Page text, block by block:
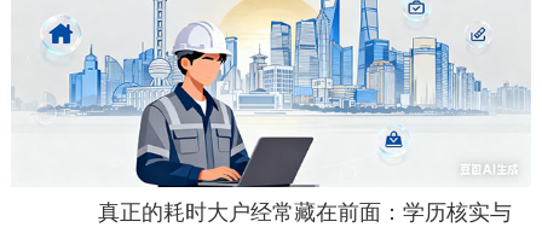
真正的耗时大户经常藏在前面：学历核实与